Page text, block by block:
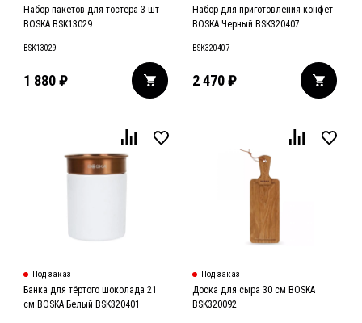
Набор пакетов для тостера 3 шт
BOSKA BSK13029
BSK13029
1 880₽
Набор для приготовления конфет
BOSKA Черный BSK320407
BSK320407
2 470 ₽
Под заказ
Банка для тёртого шоколада 21
см BOSKA Белый BSK320401
Под заказ
Доска для сыра 30 см BOSKA
BSK320092